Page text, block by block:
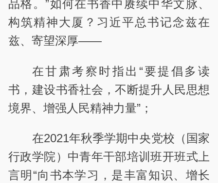
品格。”如何在书香中赓续中华文脉、
构筑精神大厦？习近平总书记念兹在
兹、寄望深厚——
在甘肃考察时指出“要提倡多读
书，建设书香社会，不断提升人民思想
境界、增强人民精神力量”；
在2021年秋季学期中央党校（国家
行政学院）中青年干部培训班开班式上
言明“向书本学习，是丰富知识、增长